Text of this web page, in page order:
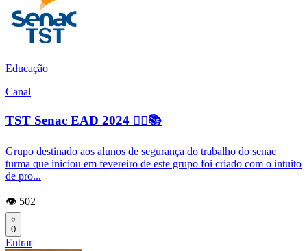
Educação
Canal
TST Senac EAD 2024 ✍🏻📚
Grupo destinado aos alunos de segurança do trabalho do senac
turma que iniciou em fevereiro de este grupo foi criado com o intuito
de pro...
👁️ 502
0
Entrar